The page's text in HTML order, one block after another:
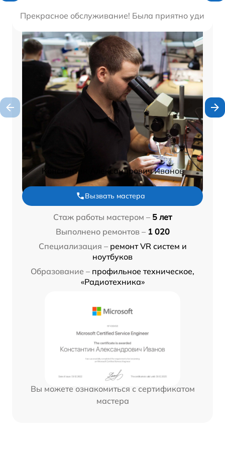
Прекрасное обслуживание! Была приятно
Константин Александрович Иванов
Вызвать мастера
Стаж работы мастером – 5 лет
Выполнено ремонтов – 1 020
Специализация – ремонт VR систем и
ноутбуков
Образование – профильное техническое,
«Радиотехника»
Вы можете ознакомиться с сертификатом
мастера